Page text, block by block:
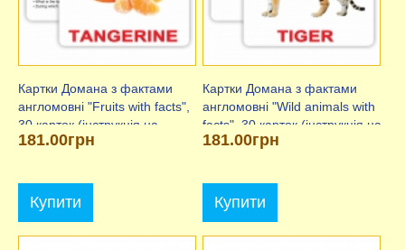
Картки Домана з фактами
англомовні "Fruits with facts",
30 карток (інструкція на
рус.яз.)
181.00грн
Купити
Картки Домана з фактами
англомовні "Wild animals with
facts", 30 карток (інструкція на
рус.яз.)
181.00грн
Купити